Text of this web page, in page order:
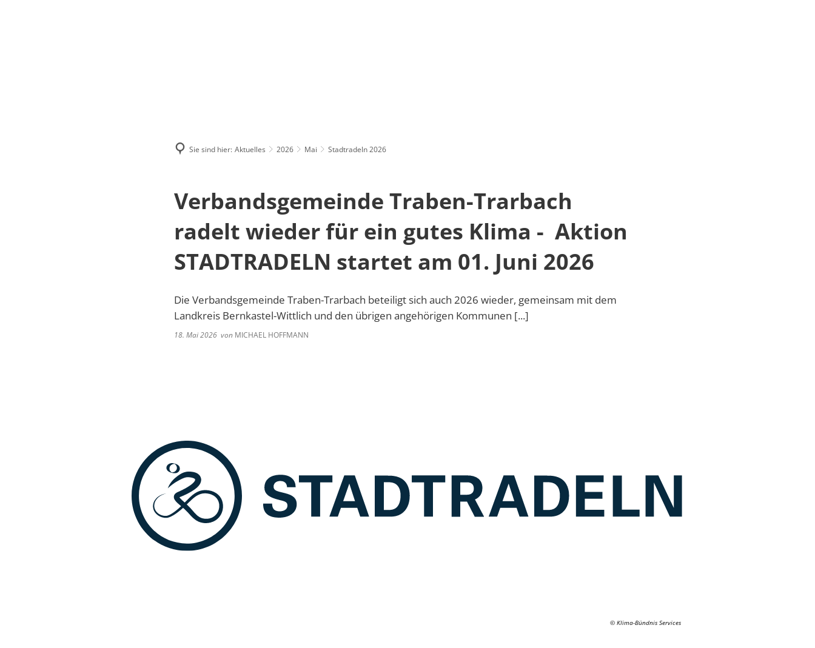
Sie sind hier: Aktuelles 2026 Mai Stadtradeln 2026
Verbandsgemeinde Traben-Trarbach
radelt wieder für ein gutes Klima - Aktion
STADTRADELN startet am 01. Juni 2026
Die Verbandsgemeinde Traben-Trarbach beteiligt sich auch 2026 wieder, gemeinsam mit dem
Landkreis Bernkastel-Wittlich und den übrigen angehörigen Kommunen [...]
18. Mai 2026 von MICHAEL HOFFMANN
© Klima-Bündnis Services